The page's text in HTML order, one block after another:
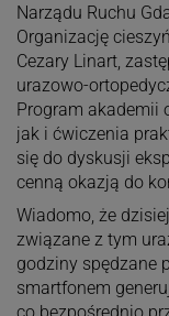
Narządu Ruchu
Organizację
Cezary Linart,
urazowo-
Program akademii
jak i ćwiczenia
się do dyskusji
cenną okazją do
Wiadomo, że
związane z tym
godziny spędzane
smartfonem